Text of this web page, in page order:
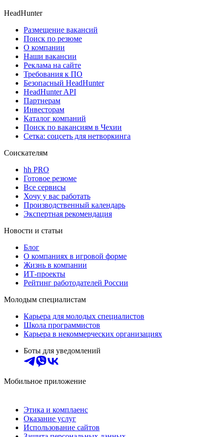
HeadHunter
Размещение вакансий
Поиск по резюме
О компании
Наши вакансии
Реклама на сайте
Требования к ПО
Безопасный HeadHunter
HeadHunter API
Партнерам
Инвесторам
Каталог компаний
Поиск по вакансиям в Чехии
Сетка: соцсеть для нетворкинга
Соискателям
hh PRO
Готовое резюме
Все сервисы
Хочу у вас работать
Производственный календарь
Экспертная рекомендация
Новости и статьи
Блог
О компаниях в игровой форме
Жизнь в компании
ИТ-проекты
Рейтинг работодателей России
Молодым специалистам
Карьера для молодых специалистов
Школа программистов
Карьера в некоммерческих организациях
Боты для уведомлений
Мобильное приложение
Этика и комплаенс
Оказание услуг
Использование сайтов